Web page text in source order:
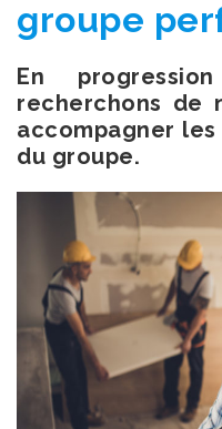
groupe
En
recherchons de
accompagner
du groupe.